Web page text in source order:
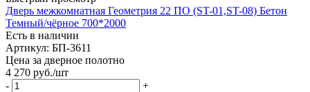
Дверь межкомнатная Геометрия 22 ПО (ST-01,ST-08) Бетон
Темный/чёрное 700*2000
Есть в наличии
Артикул: БП-3611
Цена за дверное полотно
4 270 руб./шт
-
+